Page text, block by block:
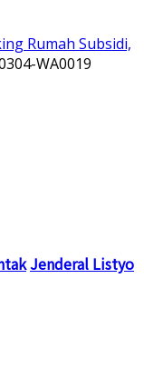
Rumah Subsidi,
WA0019
Jenderal Listyo